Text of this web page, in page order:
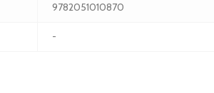
9782051010870
-